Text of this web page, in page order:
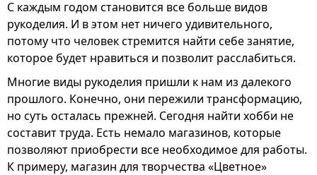
С каждым годом становится все больше видов
рукоделия. И в этом нет ничего удивительного,
потому что человек стремится найти себе занятие,
которое будет нравиться и позволит расслабиться.
Многие виды рукоделия пришли к нам из далекого
прошлого. Конечно, они пережили трансформацию,
но суть осталась прежней. Сегодня найти хобби не
составит труда. Есть немало магазинов, которые
позволяют приобрести все необходимое для работы.
К примеру, магазин для творчества «Цветное»